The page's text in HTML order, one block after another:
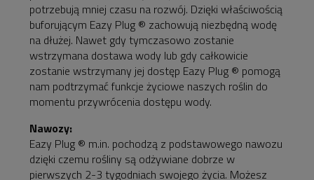
potrzebują mniej czasu na rozwój. Dzięki właściwością
buforującym Eazy Plug ® zachowują niezbędną wodę
na dłużej. Nawet gdy tymczasowo zostanie
wstrzymana dostawa wody lub gdy całkowicie
zostanie wstrzymany jej dostęp Eazy Plug ® pomogą
nam podtrzymać funkcje życiowe naszych roślin do
momentu przywrócenia dostępu wody.
Nawozy:
Eazy Plug ® m.in. pochodzą z podstawowego nawozu
dzięki czemu rośliny są odżywiane dobrze w
pierwszych 2-3 tygodniach swojego życia. Możesz